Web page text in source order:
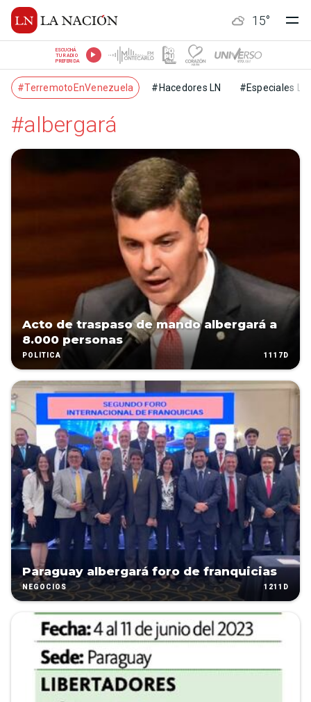
15°
ESCUCHÁ
TU RADIO
PREFERIDA
#TerremotoEnVenezuela #Hacedores LN #Especiales LN
#albergará
Acto de traspaso de mando albergará a
8.000 personas
POLÍTICA 1117D
Paraguay albergará foro de franquicias
NEGOCIOS 1211D